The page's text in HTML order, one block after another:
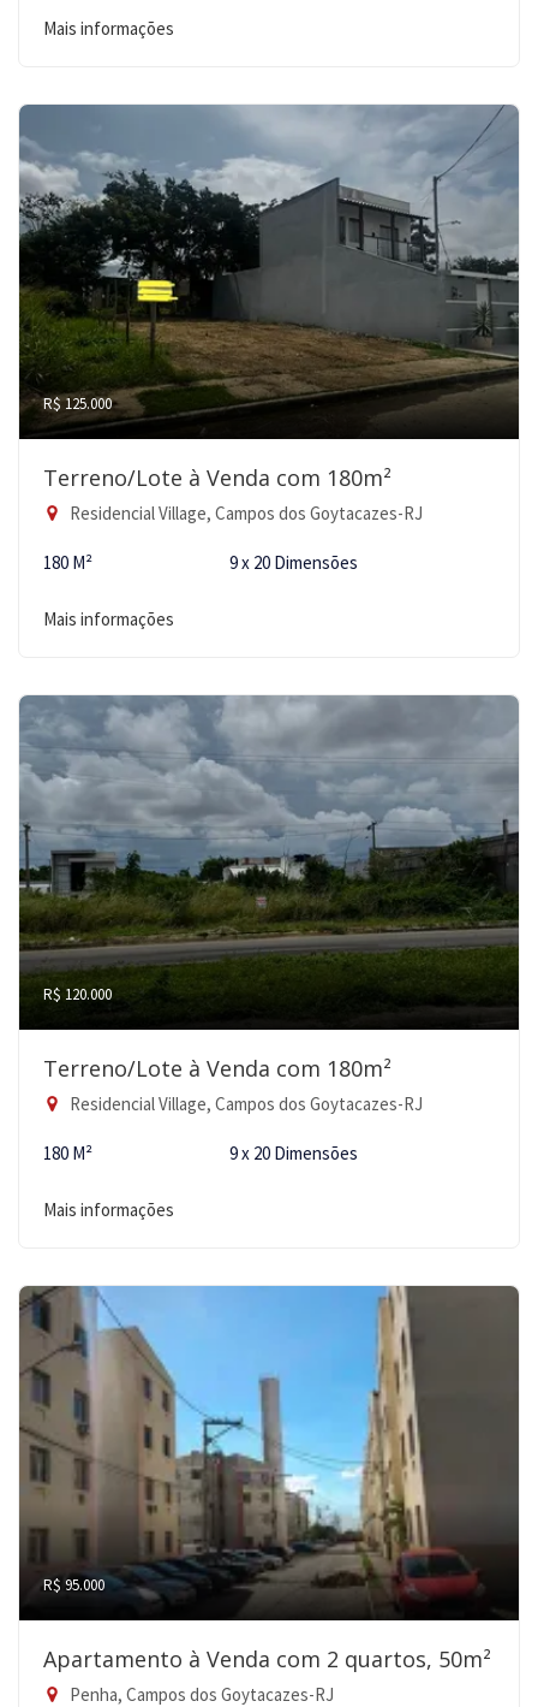
Mais informações
R$ 125.000
Terreno/Lote à Venda com 180m²
Residencial Village, Campos dos Goytacazes-RJ
180 M² 9 x 20 Dimensões
Mais informações
R$ 120.000
Terreno/Lote à Venda com 180m²
Residencial Village, Campos dos Goytacazes-RJ
180 M² 9 x 20 Dimensões
Mais informações
R$ 95.000
Apartamento à Venda com 2 quartos, 50m²
Penha, Campos dos Goytacazes-RJ